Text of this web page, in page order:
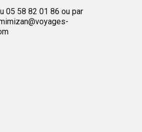
05 58 82 01 86 ou par